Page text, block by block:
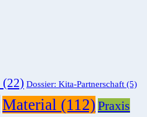
(22) Dossier: Kita-Partnerschaft (5)
Material (112) Praxis